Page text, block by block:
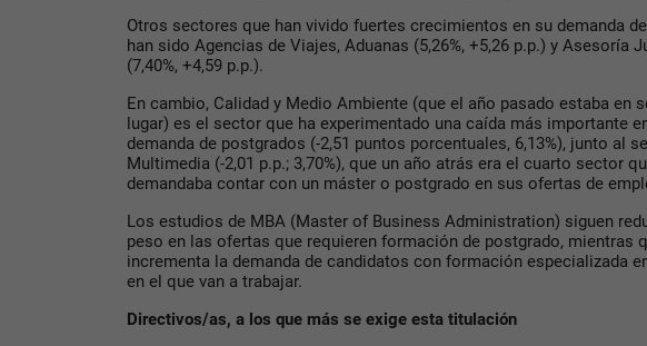
Otros sectores que han vivido fuertes crecimientos en su demanda
han sido Agencias de Viajes, Aduanas (5,26%, +5,26 p.p.) y Asesoría
(7,40%, +4,59 p.p.).
En cambio, Calidad y Medio Ambiente (que el año pasado estaba en
lugar) es el sector que ha experimentado una caída más importante
demanda de postgrados (-2,51 puntos porcentuales, 6,13%), junto al
Multimedia (-2,01 p.p.; 3,70%), que un año atrás era el cuarto sector
demandaba contar con un máster o postgrado en sus ofertas de
Los estudios de MBA (Master of Business Administration) siguen
peso en las ofertas que requieren formación de postgrado, mientras
incrementa la demanda de candidatos con formación especializada
en el que van a trabajar.
Directivos/as, a los que más se exige esta titulación